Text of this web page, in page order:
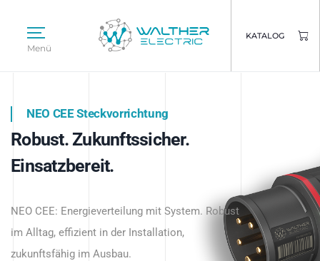
Menü
KATALOG
Intelligente Stromverteilung
beginnt hier.
NEO CEE Steckvorrichtung
Robust. Zukunftssicher.
Einsatzbereit.
NEO CEE: Energieverteilung mit System. Robust
im Alltag, effizient in der Installation,
zukunftsfähig im Ausbau.
Intelligenz trifft Energie.
Anwendungen – robust, IP-geschützt und
zukunftsfähig.